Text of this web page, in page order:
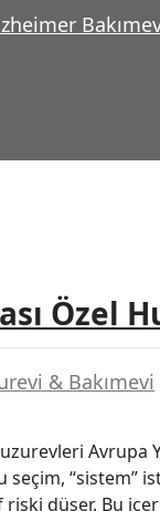
Özel
& Bakımevi
Avrupa
“sistem”
riski düşer. Bu